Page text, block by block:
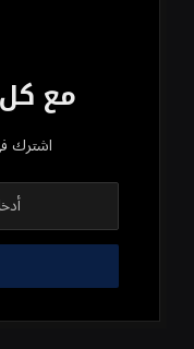
مع
اشترك